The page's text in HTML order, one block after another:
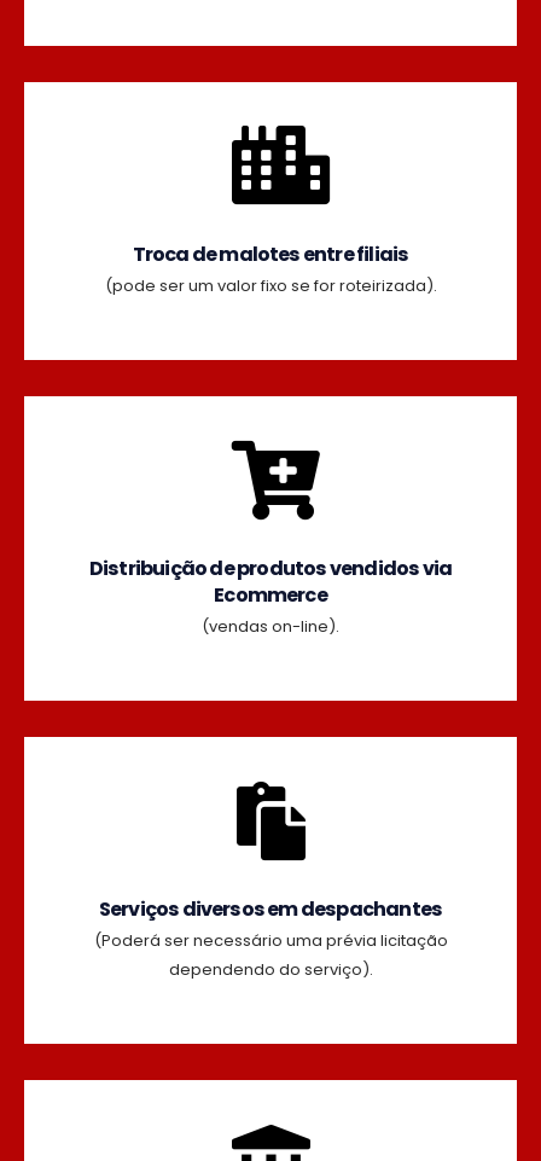
Troca de malotes entre filiais
(pode ser um valor fixo se for roteirizada).
Distribuição de produtos vendidos via
Ecommerce
(vendas on-line).
Serviços diversos em despachantes
(Poderá ser necessário uma prévia licitação
dependendo do serviço).